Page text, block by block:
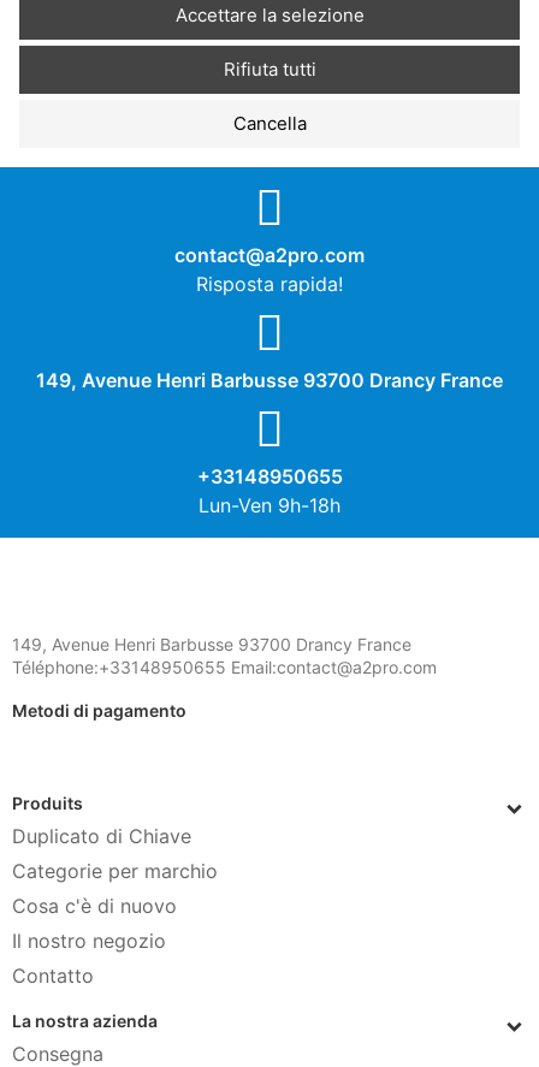
Cookies de performance
Autres cookies
Descrizione
Cancella
Rifiuta tutti
Accettare la selezione
contact@a2pro.com
Risposta rapida!
149, Avenue Henri Barbusse 93700 Drancy France
+33148950655
Lun-Ven 9h-18h
149, Avenue Henri Barbusse 93700 Drancy France
Téléphone:+33148950655 Email:contact@a2pro.com
Metodi di pagamento
Produits
Duplicato di Chiave
Categorie per marchio
Cosa c'è di nuovo
Il nostro negozio
Contatto
La nostra azienda
Consegna